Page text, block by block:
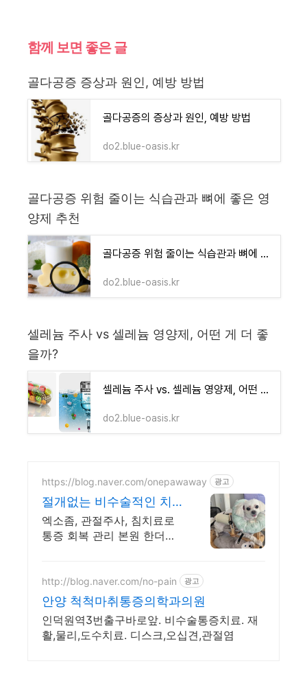
함께 보면 좋은 글
골다공증 증상과 원인, 예방 방법
골다공증의 증상과 원인, 예방 방법
do2.blue-oasis.kr
골다공증 위험 줄이는 식습관과 뼈에 좋은 영
양제 추천
골다공증 위험 줄이는 식습관과 뼈에 좋은 영양제 추천
do2.blue-oasis.kr
셀레늄 주사 vs 셀레늄 영양제, 어떤 게 더 좋
을까?
셀레늄 주사 vs. 셀레늄 영양제, 어떤 게 더 좋을까?
do2.blue-oasis.kr
https://blog.naver.com/onepawaway 광고
절개없는 비수술적인 치
료 강아지 한의원
엑소좀, 관절주사, 침치료로
통증 회복 관리 본원 한더동
습니다.
http://blog.naver.com/no-pain 광고
안양 척척마취통증의학과의원
인덕원역3번출구바로앞. 비수술통증치료. 재
활,물리,도수치료. 디스크,오십견,관절염